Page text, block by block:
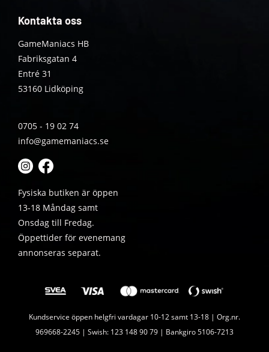
Kontakta oss
GameManiacs HB
Fabriksgatan 4
Entré 31
53160 Lidköping
0705 - 19 02 74
info@gamemaniacs.se
Fysiska butiken är öppen
13-18 Måndag samt
Onsdag till Fredag.
Öppettider för evenemang
annonseras separat.
Kundservice öppen helgfri vardagar 10-12 samt 13-18 | Org.nr.
969668-2245 | Swish: 123 148 90 79 | Bankgiro 5106-7213